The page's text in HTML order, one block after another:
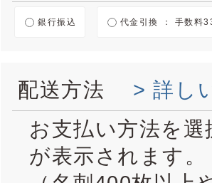
銀行振込 代金引換 ： 手数料
配送方法
> 詳し
お支払い方法を
が表示されます。